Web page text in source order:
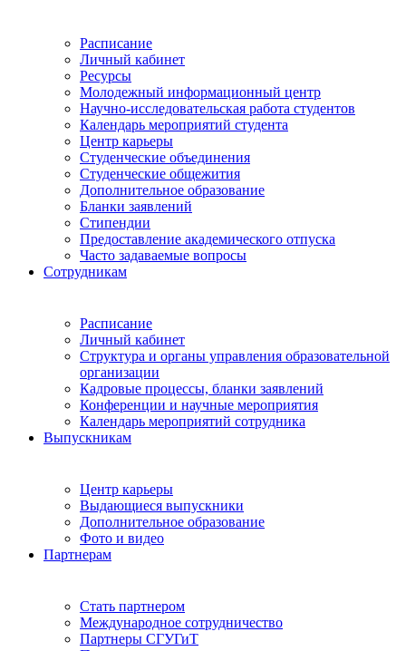
Расписание
Личный кабинет
Ресурсы
Молодежный информационный центр
Научно-исследовательская работа студентов
Календарь мероприятий студента
Центр карьеры
Студенческие объединения
Студенческие общежития
Дополнительное образование
Бланки заявлений
Стипендии
Предоставление академического отпуска
Часто задаваемые вопросы
Сотрудникам
Расписание
Личный кабинет
Структура и органы управления образовательной
организации
Кадровые процессы, бланки заявлений
Конференции и научные мероприятия
Календарь мероприятий сотрудника
Выпускникам
Центр карьеры
Выдающиеся выпускники
Дополнительное образование
Фото и видео
Партнерам
Стать партнером
Международное сотрудничество
Партнеры СГУГиТ